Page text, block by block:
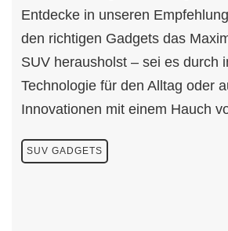
Entdecke in unseren
den richtigen Gadgets das
SUV herausholst – sei es durch
Technologie für den Alltag oder
Innovationen mit einem Hauch
SUV GADGETS